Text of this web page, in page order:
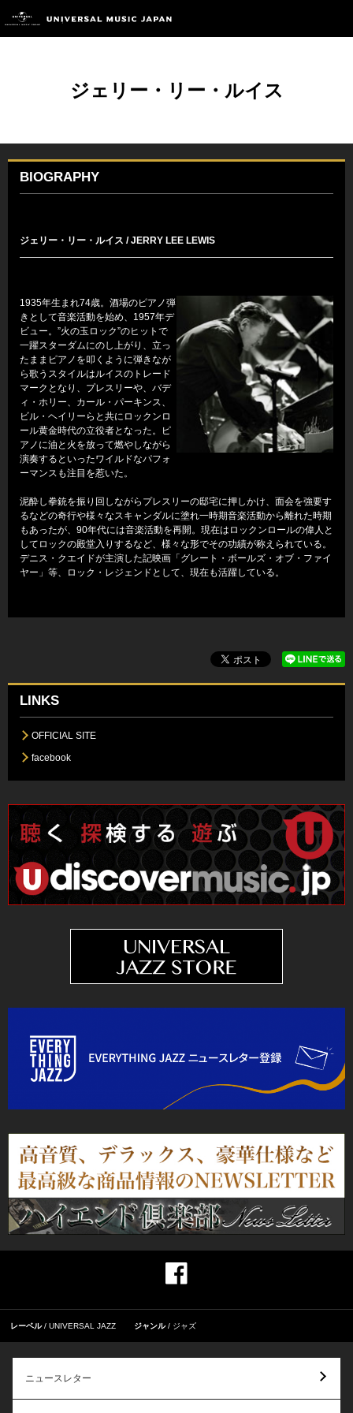
ジェリー・リー・ルイス
BIOGRAPHY
ジェリー・リー・ルイス / JERRY LEE LEWIS
1935年生まれ74歳。酒場のピアノ弾
きとして音楽活動を始め、1957年デ
ビュー。”火の玉ロック”のヒットで
一躍スターダムにのし上がり、立っ
たままピアノを叩くように弾きなが
ら歌うスタイルはルイスのトレード
マークとなり、プレスリーや、バデ
ィ・ホリー、カール・パーキンス、
ビル・ヘイリーらと共にロックンロ
ール黄金時代の立役者となった。ピ
アノに油と火を放って燃やしながら
演奏するといったワイルドなパフォ
ーマンスも注目を惹いた。
泥酔し拳銃を振り回しながらプレスリーの邸宅に押しかけ、面会を強要す
るなどの奇行や様々なスキャンダルに塗れ一時期音楽活動から離れた時期
もあったが、90年代には音楽活動を再開。現在はロックンロールの偉人と
してロックの殿堂入りするなど、様々な形でその功績が称えられている。
デニス・クエイドが主演した記映画「グレート・ボールズ・オブ・ファイ
ヤー」等、ロック・レジェンドとして、現在も活躍している。
LINKS
OFFICIAL SITE
facebook
レーベル UNIVERSAL JAZZ ジャンル ジャズ
ニュースレター